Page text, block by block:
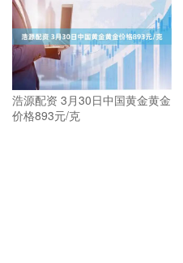
浩源配资 3月30日中国黄金黄金
价格893元/克